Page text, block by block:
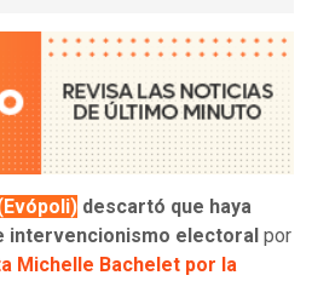
descartó que haya
intervencionismo electoral por
Michelle Bachelet por la